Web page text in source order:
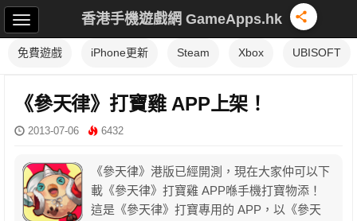
香港手機遊戲網 GameApps.hk
免費遊戲 iPhone更新 Steam Xbox UBISOFT
《參天律》打寶雞 APP上架！
2013-07-06 6432
《參天律》港版已經開測，現在大家仲可以下
載《參天律》打寶雞 APP喺手機打寶物添！
這是《參天律》打寶專用的 APP，以《參天